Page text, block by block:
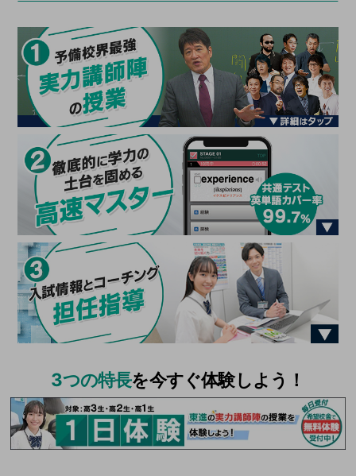
3つの特長を今すぐ体験しよう！